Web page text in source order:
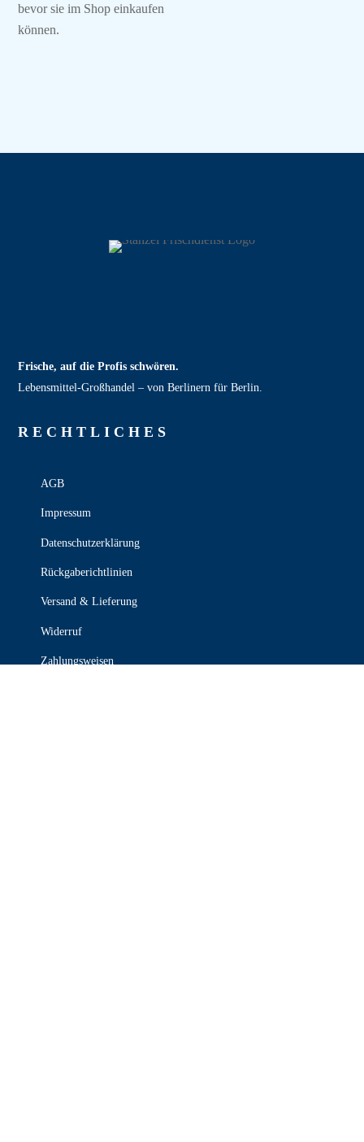
bevor sie im Shop einkaufen
können.
Frische, auf die Profis schwören.
Lebensmittel‑Großhandel – von Berlinern für Berlin.
RECHT­LICHES
AGB
Impressum
Datenschutzerklärung
Rückgaberichtlinien
Versand & Lieferung
Widerruf
Zahlungsweisen